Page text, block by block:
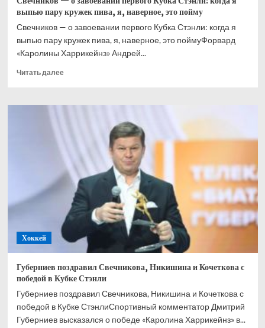
выпью пару кружек пива, я, наверное, это пойму
Свечников — о завоевании первого Кубка Стэнли: когда я
выпью пару кружек пива, я, наверное, это поймуФорвард
«Каролины Харрикейнз» Андрей...
Читать далееПрочитать
Свечников
Стэнли:
когда
выпью
пару
кружек
пива,
это
пойму
Хоккей
Губерниев поздравил Свечникова, Никишина и Кочеткова с
победой в Кубке Стэнли
Губерниев поздравил Свечникова, Никишина и Кочеткова с
победой в Кубке СтэнлиСпортивный комментатор Дмитрий
Губерниев высказался о победе «Каролина Харрикейнз» в...